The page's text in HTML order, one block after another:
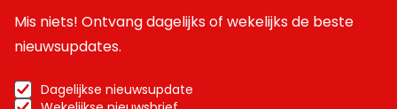
Mis niets! Ontvang dagelijks of wekelijks de beste
nieuwsupdates.
Dagelijkse nieuwsupdate